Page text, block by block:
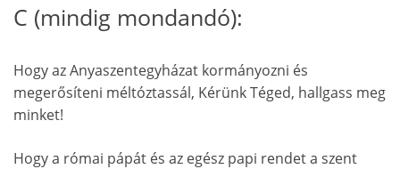
C (mindig mondandó):
Hogy az Anyaszentegyházat kormányozni és
megerősíteni méltóztassál, Kérünk Téged, hallgass meg
minket!
Hogy a római pápát és az egész papi rendet a szent